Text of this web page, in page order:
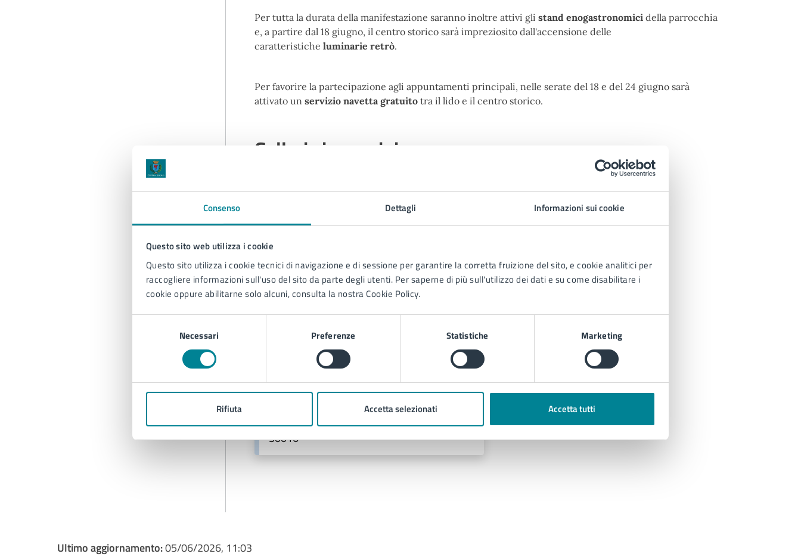
Consenso Dettagli Informazioni sui cookie
Questo sito web utilizza i cookie
Questo sito utilizza i cookie tecnici di navigazione e di sessione per garantire la corretta fruizione del sito, e cookie analitici per
raccogliere informazioni sull'uso del sito da parte degli utenti. Per saperne di più sull'utilizzo dei dati e su come disabilitare i
cookie oppure abilitarne solo alcuni, consulta la nostra Cookie Policy.
Necessari Preferenze Statistiche Marketing
Rifiuta Accetta selezionati Accetta tutti
Per tutta la durata della manifestazione saranno inoltre attivi gli stand enogastronomici della parrocchia
e, a partire dal 18 giugno, il centro storico sarà impreziosito dall'accensione delle
caratteristiche luminarie retrò.
Per favorire la partecipazione agli appuntamenti principali, nelle serate del 18 e del 24 giugno sarà
attivato un servizio navetta gratuito tra il lido e il centro storico.
Galleria immagini
A cura di
Comunicazione
Via Sant'Antonio 11 - Jesolo (VE),
30016
Ultimo aggiornamento:05/06/2026, 11:03